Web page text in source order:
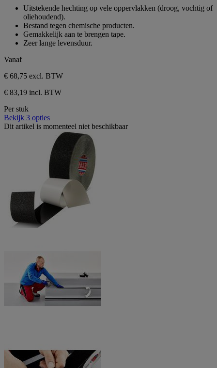
beoordelingen
sterren.
beoordelingen
Uitstekende hechting op vele oppervlakken (droog, vochtig of
oliehoudend).
Bestand tegen chemische producten.
Gemakkelijk aan te brengen tape.
Zeer lange levensduur.
Vanaf
€ 68,75 excl. BTW
€ 83,19 incl. BTW
Per stuk
Bekijk 3 opties
Dit artikel is momenteel niet beschikbaar